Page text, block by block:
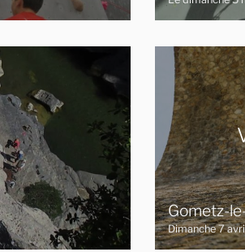
Gometz-
Dimanche 7